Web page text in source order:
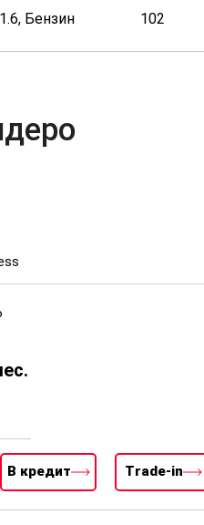
1.6, Бензин 102
В кредит Trade-in